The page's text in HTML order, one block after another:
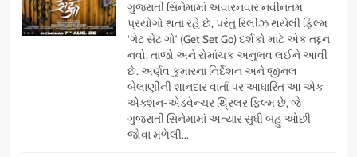
ગુજરાતી સિનેમામાં અવારનવાર નવીનતમ
પ્રયોગો થતા રહે છે, પરંતુ રિલીઝ થયેલી ફિલ્મ
‘ગેટ સેટ ગો’ (Get Set Go) દર્શકો માટે એક તદ્દન
નવો, તાજો અને રોમાંચક અનુભવ લઈને આવી
છે. અર્ણવ કુમારના નિર્દેશન અને જીનલ
બેલાણીની શાનદાર વાર્તા પર આધારિત આ એક
એક્શન-એડવેન્ચર થ્રિલર ફિલ્મ છે, જે
ગુજરાતી સિનેમામાં અત્યાર સુધી બહુ ઓછી
જોવા મળેલી...